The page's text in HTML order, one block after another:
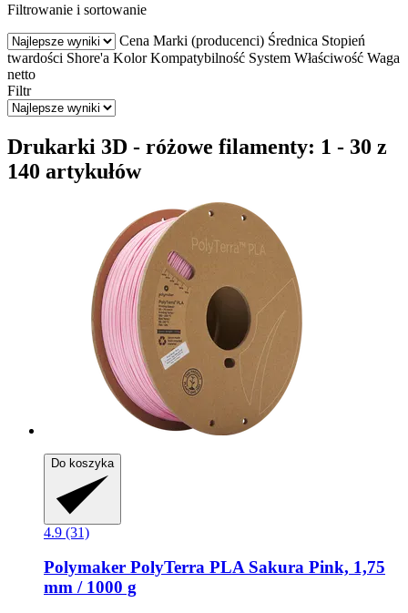
Filtrowanie i sortowanie
Cena Marki (producenci) Średnica Stopień
twardości Shore'a Kolor Kompatybilność System Właściwość Waga
netto
Filtr
Drukarki 3D - różowe filamenty: 1 - 30 z
140 artykułów
Do koszyka
4.9 (31)
Polymaker PolyTerra PLA Sakura Pink, 1,75
mm / 1000 g